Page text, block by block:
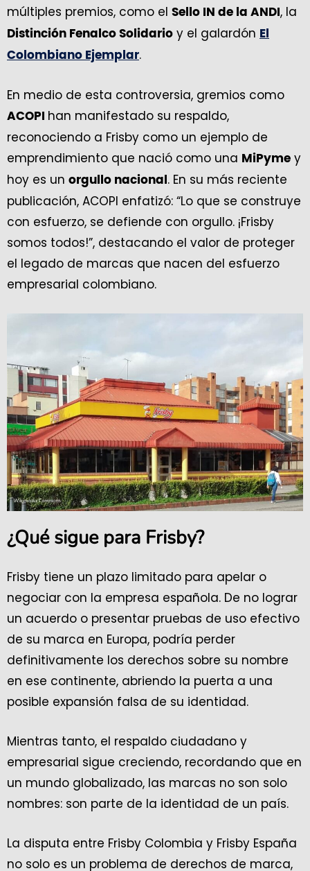
múltiples premios, como el Sello IN de la ANDI , la
Distinción Fenalco Solidario y el galardón El
Colombiano Ejemplar.
En medio de esta controversia, gremios como
ACOPI han manifestado su respaldo,
reconociendo a Frisby como un ejemplo de
emprendimiento que nació como una MiPyme y
hoy es un orgullo nacional . En su más reciente
publicación, ACOPI enfatizó: “Lo que se construye
con esfuerzo, se defiende con orgullo. ¡Frisby
somos todos!”, destacando el valor de proteger
el legado de marcas que nacen del esfuerzo
empresarial colombiano.
¿Qué sigue para Frisby?
Frisby tiene un plazo limitado para apelar o
negociar con la empresa española. De no lograr
un acuerdo o presentar pruebas de uso efectivo
de su marca en Europa, podría perder
definitivamente los derechos sobre su nombre
en ese continente, abriendo la puerta a una
posible expansión falsa de su identidad.
Mientras tanto, el respaldo ciudadano y
empresarial sigue creciendo, recordando que en
un mundo globalizado, las marcas no son solo
nombres: son parte de la identidad de un país.
La disputa entre Frisby Colombia y Frisby España
no solo es un problema de derechos de marca,